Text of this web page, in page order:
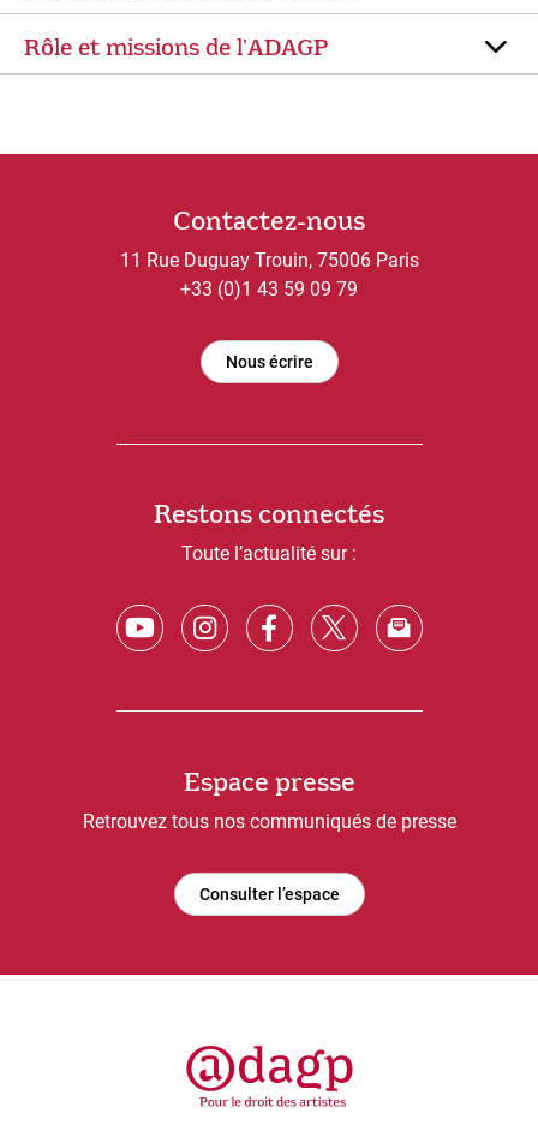
Rôle et missions de lʼADAGP
Contactez-nous
11 Rue Duguay Trouin, 75006 Paris
+33 (0)1 43 59 09 79
Nous écrire
Restons connectés
Toute l’actualité sur :
Espace presse
Retrouvez tous nos communiqués de presse
Consulter l’espace